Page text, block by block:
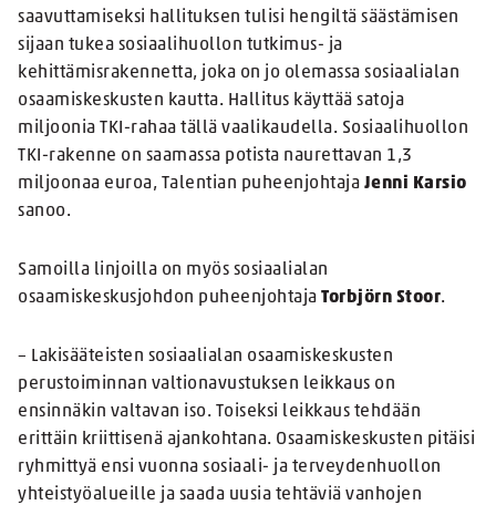
saavuttamiseksi hallituksen tulisi hengiltä säästämisen
sijaan tukea sosiaalihuollon tutkimus- ja
kehittämisrakennetta, joka on jo olemassa sosiaalialan
osaamiskeskusten kautta. Hallitus käyttää satoja
miljoonia TKI-rahaa tällä vaalikaudella. Sosiaalihuollon
TKI-rakenne on saamassa potista naurettavan 1,3
miljoonaa euroa, Talentian puheenjohtaja Jenni Karsio
sanoo.
Samoilla linjoilla on myös sosiaalialan
osaamiskeskusjohdon puheenjohtaja Torbjörn Stoor.
– Lakisääteisten sosiaalialan osaamiskeskusten
perustoiminnan valtionavustuksen leikkaus on
ensinnäkin valtavan iso. Toiseksi leikkaus tehdään
erittäin kriittisenä ajankohtana. Osaamiskeskusten pitäisi
ryhmittyä ensi vuonna sosiaali- ja terveydenhuollon
yhteistyöalueille ja saada uusia tehtäviä vanhojen